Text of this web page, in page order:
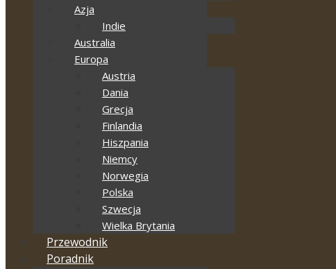
Azja
Indie
Australia
Europa
Austria
Dania
Grecja
Finlandia
Hiszpania
Niemcy
Norwegia
Polska
Szwecja
Wielka Brytania
Przewodnik
Poradnik